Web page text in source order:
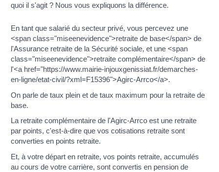
quoi il s'agit ? Nous vous expliquons la différence.
En tant que salarié du secteur privé, vous percevez une
<span class="miseenevidence">retraite de base</span> de
l'Assurance retraite de la Sécurité sociale, et une <span
class="miseenevidence">retraite complémentaire</span> de
l'<a href="https://www.mairie-injouxgenissiat.fr/demarches-
en-ligne/etat-civil/?xml=F15396">Agirc-Arrco</a>.
On parle de taux plein et de taux maximum pour la retraite de
base.
La retraite complémentaire de l'Agirc-Arrco est une retraite
par points, c'est-à-dire que vos cotisations retraite sont
converties en points retraite.
Et, à votre départ en retraite, vos points retraite, accumulés
au cours de votre carrière, sont convertis en pension de